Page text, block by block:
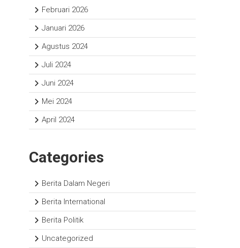
Februari 2026
Januari 2026
Agustus 2024
Juli 2024
Juni 2024
Mei 2024
April 2024
Categories
Berita Dalam Negeri
Berita International
Berita Politik
Uncategorized